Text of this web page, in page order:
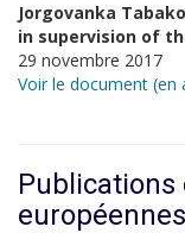
Jorgovanka
in supervision of
29 novembre 2017
Voir le document (en
Publications
européennes